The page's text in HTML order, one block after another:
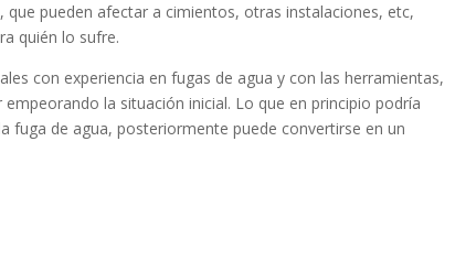
pueden afectar a cimientos, otras instalaciones, etc,
quién lo sufre.
con experiencia en fugas de agua y con las herramientas,
la situación inicial. Lo que en principio podría
fuga de agua, posteriormente puede convertirse en un